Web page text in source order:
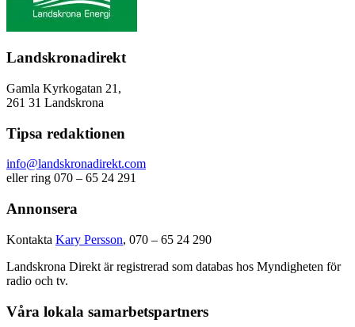
Landskronadirekt
Gamla Kyrkogatan 21,
261 31 Landskrona
Tipsa redaktionen
info@landskronadirekt.com
eller ring 070 – 65 24 291
Annonsera
Kontakta Kary Persson, 070 – 65 24 290
Landskrona Direkt är registrerad som databas hos Myndigheten för
radio och tv.
Våra lokala samarbetspartners